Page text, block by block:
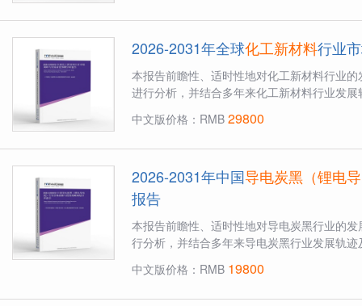
2026-2031年全球化工新材料行业
本报告前瞻性、适时性地对化工新材料行业
进行分析，并结合多年来化工新材料行业发
中文版价格：RMB29800
2026-2031年中国导电炭黑（锂电
报告
本报告前瞻性、适时性地对导电炭黑行业的
行分析，并结合多年来导电炭黑行业发展轨
中文版价格：RMB 19800